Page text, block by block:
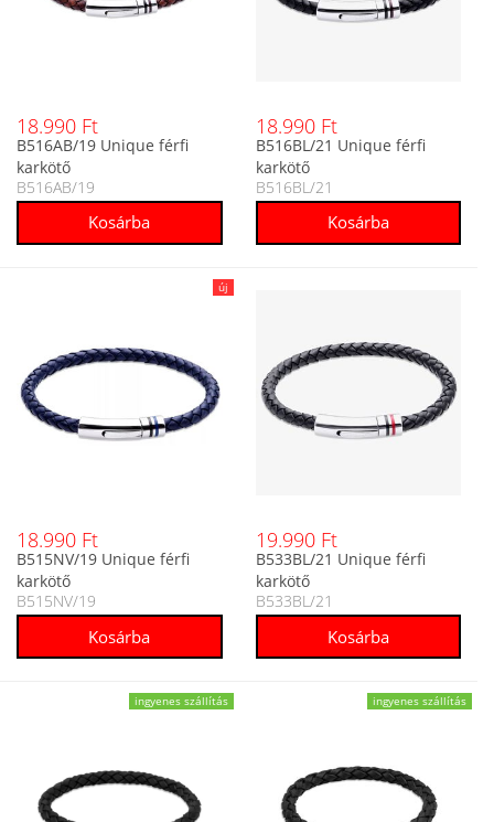
18.990 Ft
B516AB/19 Unique férfi
karkötő
B516AB/19
18.990 Ft
B516BL/21 Unique férfi
karkötő
B516BL/21
új
18.990 Ft
B515NV/19 Unique férfi
karkötő
B515NV/19
19.990 Ft
B533BL/21 Unique férfi
karkötő
B533BL/21
ingyenes szállítás ingyenes szállítás